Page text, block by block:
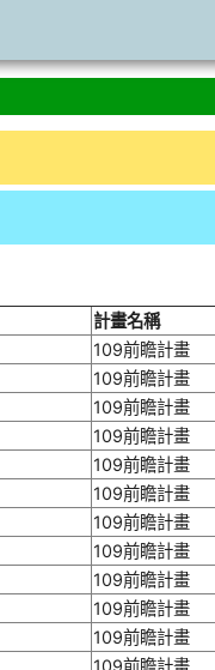
計畫名稱
109前瞻計畫
109前瞻計畫
109前瞻計畫
109前瞻計畫
109前瞻計畫
109前瞻計畫
109前瞻計畫
109前瞻計畫
109前瞻計畫
109前瞻計畫
109前瞻計畫
109前瞻計畫